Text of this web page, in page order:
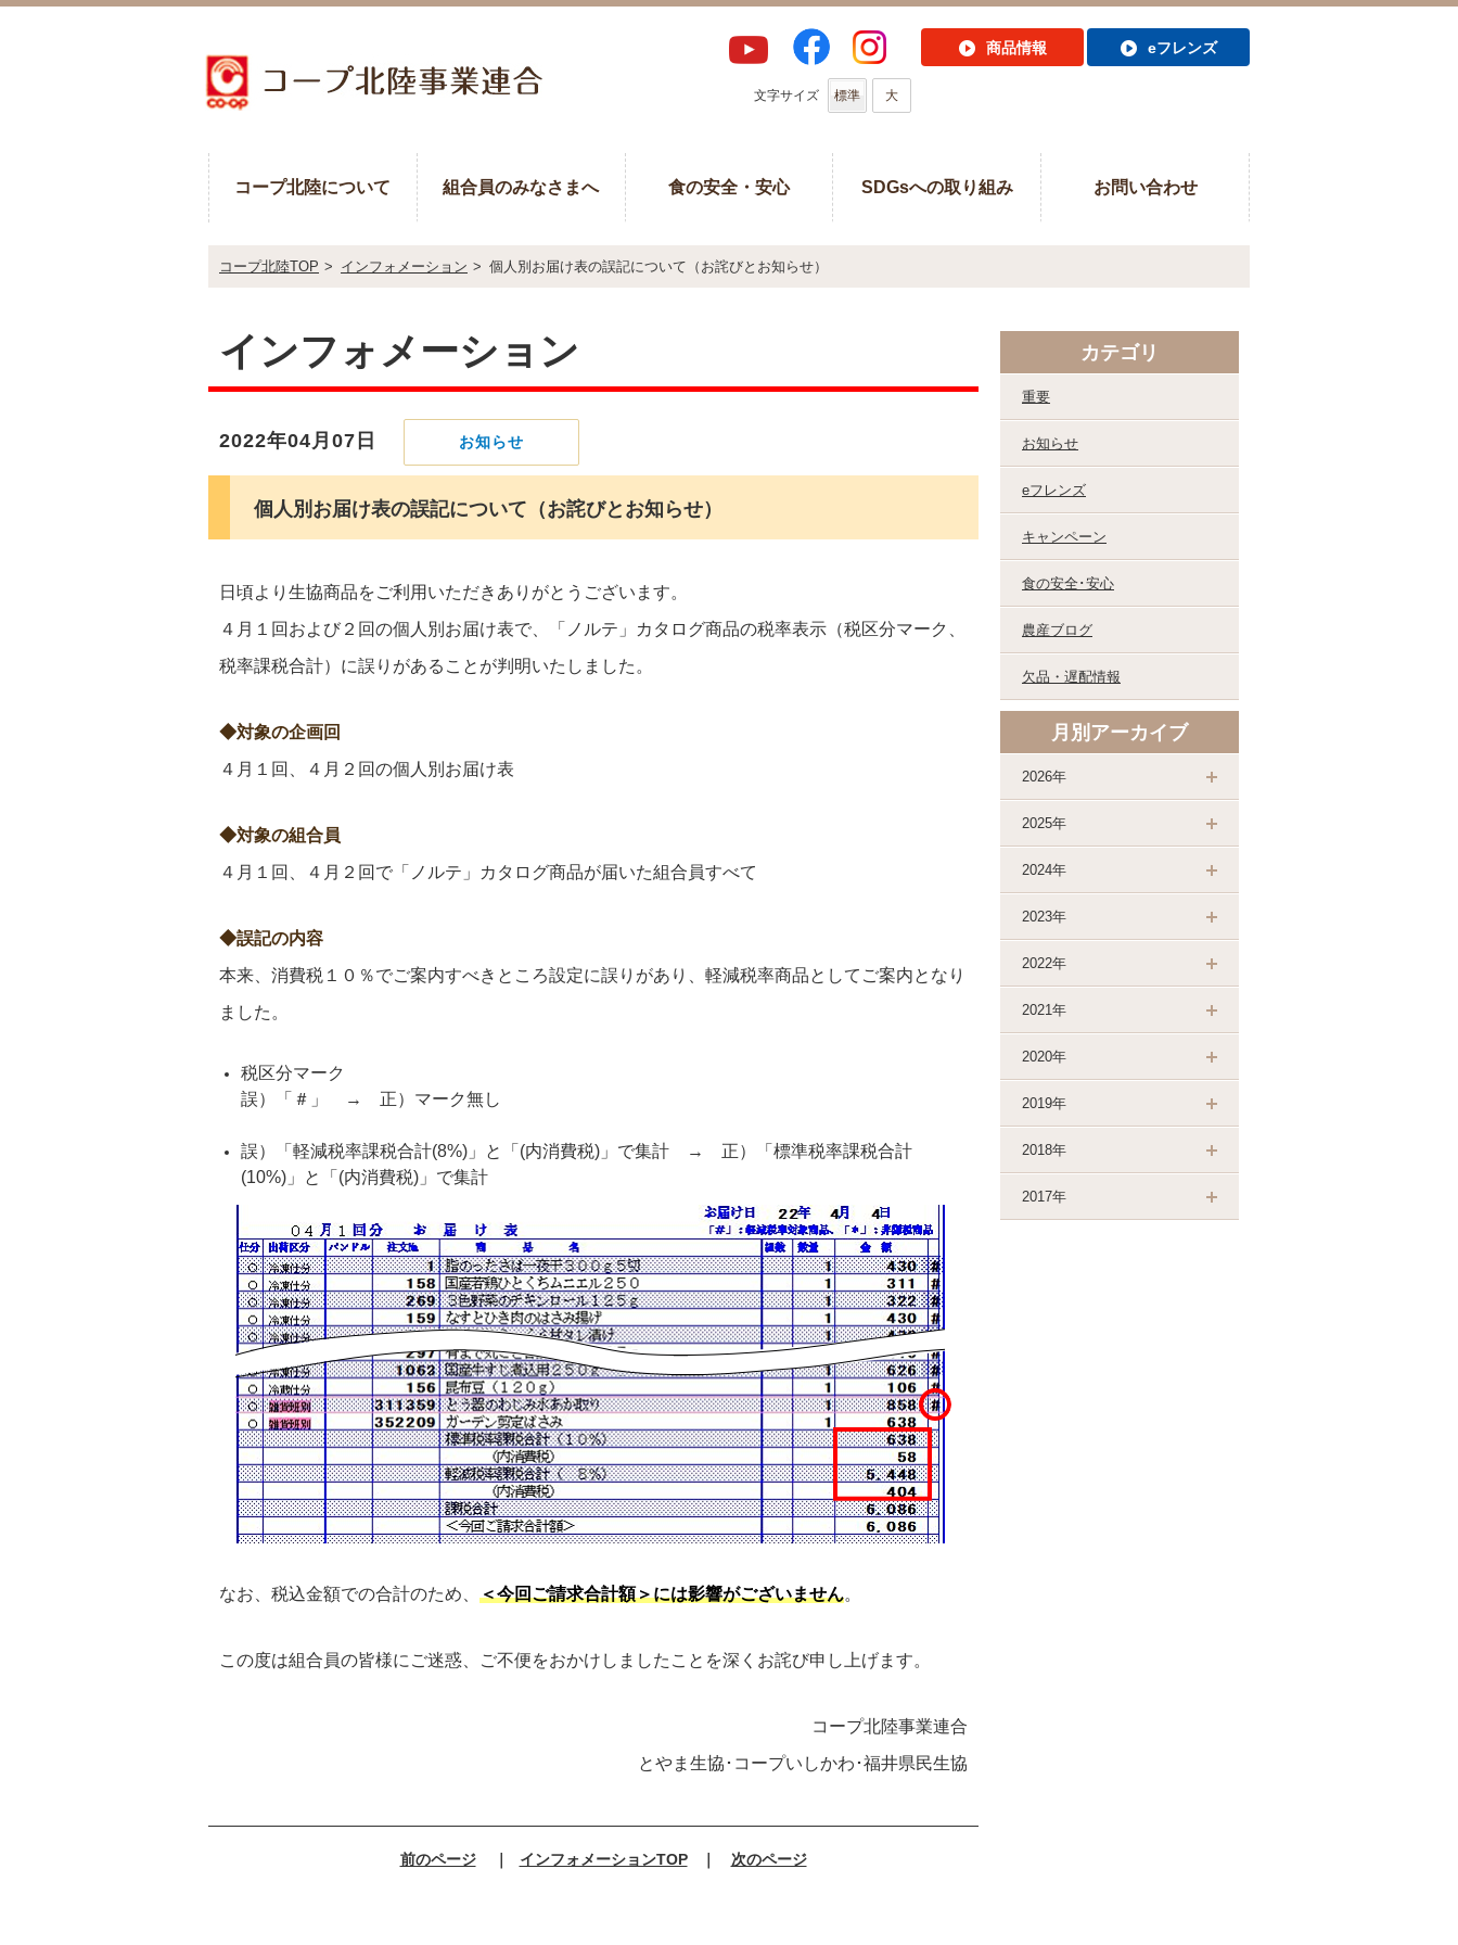
商品情報 eフレンズ
文字サイズ 標準 大
コープ北陸について 組合員のみなさまへ 食の安全・安心 SDGsへの取り組み お問い合わせ
コープ北陸TOP > インフォメーション > 個人別お届け表の誤記について（お詫びとお知らせ）
インフォメーション
2022年04月07日 お知らせ
個人別お届け表の誤記について（お詫びとお知らせ）
日頃より生協商品をご利用いただきありがとうございます。
４月１回および２回の個人別お届け表で、「ノルテ」カタログ商品の税率表示（税区分マーク、
税率課税合計）に誤りがあることが判明いたしました。
◆対象の企画回
４月１回、４月２回の個人別お届け表
◆対象の組合員
４月１回、４月２回で「ノルテ」カタログ商品が届いた組合員すべて
◆誤記の内容
本来、消費税１０％でご案内すべきところ設定に誤りがあり、軽減税率商品としてご案内となり
ました。
税区分マーク
誤）「＃」 → 正）マーク無し
誤）「軽減税率課税合計(8%)」と「(内消費税)」で集計 → 正）「標準税率課税合計
(10%)」と「(内消費税)」で集計
なお、税込金額での合計のため、 ＜今回ご請求合計額＞には影響がございません。
この度は組合員の皆様にご迷惑、ご不便をおかけしましたことを深くお詫び申し上げます。
コープ北陸事業連合
とやま生協･コープいしかわ･福井県民生協
前のページ インフォメーションTOP 次のページ
カテゴリ
重要
お知らせ
eフレンズ
キャンペーン
食の安全･安心
農産ブログ
欠品・遅配情報
月別アーカイブ
2026年
2025年
2024年
2023年
2022年
2021年
2020年
2019年
2018年
2017年